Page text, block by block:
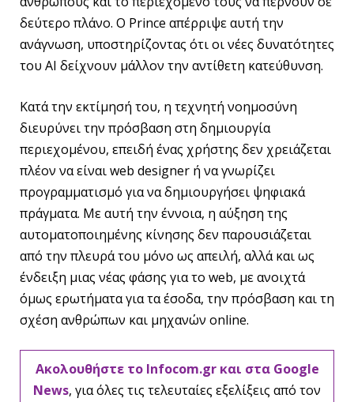
δεύτερο πλάνο. Ο Prince απέρριψε αυτή την
ανάγνωση, υποστηρίζοντας ότι οι νέες δυνατότητες
του AI δείχνουν μάλλον την αντίθετη κατεύθυνση.
Κατά την εκτίμησή του, η τεχνητή νοημοσύνη
διευρύνει την πρόσβαση στη δημιουργία
περιεχομένου, επειδή ένας χρήστης δεν χρειάζεται
πλέον να είναι web designer ή να γνωρίζει
προγραμματισμό για να δημιουργήσει ψηφιακά
πράγματα. Με αυτή την έννοια, η αύξηση της
αυτοματοποιημένης κίνησης δεν παρουσιάζεται
από την πλευρά του μόνο ως απειλή, αλλά και ως
ένδειξη μιας νέας φάσης για το web, με ανοιχτά
όμως ερωτήματα για τα έσοδα, την πρόσβαση και τη
σχέση ανθρώπων και μηχανών online.
Ακολουθήστε το Infocom.gr και στα Google
News, για όλες τις τελευταίες εξελίξεις από τον